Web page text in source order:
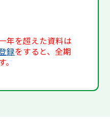
年を超えた資料は
録をすると、全期